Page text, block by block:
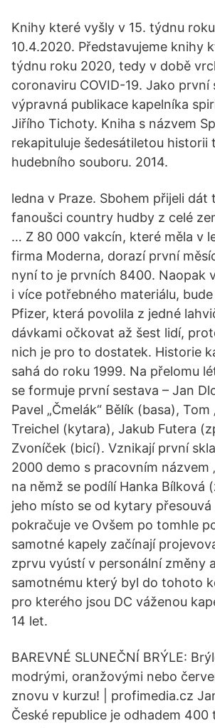
Knihy které vyšly v 15. týdnu
10.4.2020. Představujeme knihy
týdnu roku 2020, tedy v době
coronaviru COVID-19. Jako první
výpravná publikace kapelníka
Jiřího Tichoty. Kniha s názvem
rekapituluje šedesátiletou historii
hudebního souboru. 2014.
ledna v Praze. Sbohem přijeli dát
fanoušci country hudby z celé
… Z 80 000 vakcín, které měla v
firma Moderna, dorazí první
nyní to je prvních 8400. Naopak
i více potřebného materiálu,
Pfizer, která povolila z jedné
dávkami očkovat až šest lidí,
nich je pro to dostatek. Historie
sahá do roku 1999. Na přelomu
se formuje první sestava – Jan
Pavel „Čmelák“ Bělík (basa), Tom
Treichel (kytara), Jakub Futera
Zvoníček (bicí). Vznikají první
2000 demo s pracovním názvem
na němž se podílí Hanka Bílková
jeho místo se od kytary přesouvá
pokračuje ve Ovšem po tomhle
samotné kapely začínají
zprvu vyústí v personální změny
samotnému který byl do tohoto
pro kterého jsou DC váženou
14 let.
BAREVNÉ SLUNEČNÍ BRÝLE:
modrými, oranžovými nebo
znovu v kurzu! | profimedia.cz Jan
České republice je odhadem 400